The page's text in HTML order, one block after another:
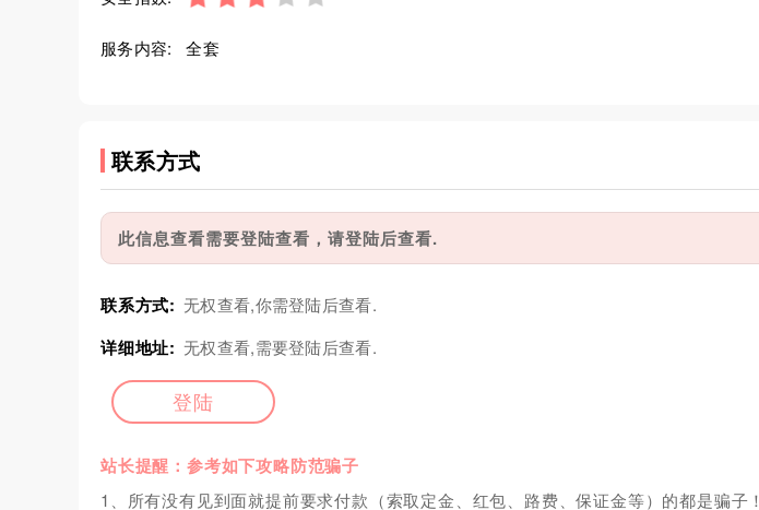
服务内容: 全套
联系方式
此信息查看需要登陆查看，请登陆后查看.
联系方式: 无权查看,你需登陆后查看.
详细地址: 无权查看,需要登陆后查看.
登陆
站长提醒：参考如下攻略防范骗子
1、所有没有见到面就提前要求付款（索取定金、红包、路费、保证金等）的都是骗子！